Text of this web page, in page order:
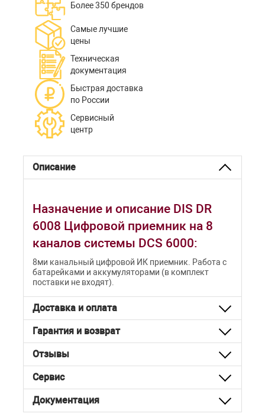
Более 350 брендов
Самые лучшие
цены
Техническая
документация
Быстрая доставка
по России
Сервисный
центр
Описание
Назначение и описание DIS DR
6008 Цифровой приемник на 8
каналов системы DCS 6000:
8ми канальный цифровой ИК приемник. Работа с
батарейками и аккумуляторами (в комплект
поставки не входят).
Доставка и оплата
Гарантия и возврат
Отзывы
Сервис
Документация